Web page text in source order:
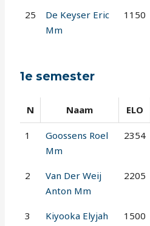
25
De Keyser Eric
Mm
1150
1e semester
N Naam ELO
1
Goossens Roel
Mm
2354
2
Van Der Weij
Anton Mm
2205
3 Kiyooka Elyjah 1500